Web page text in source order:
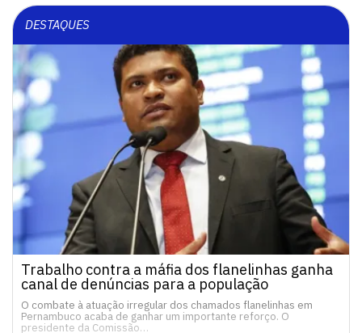
DESTAQUES
Trabalho contra a máfia dos flanelinhas ganha
canal de denúncias para a população
O combate à atuação irregular dos chamados flanelinhas em
Pernambuco acaba de ganhar um importante reforço. O
presidente da Comissão…